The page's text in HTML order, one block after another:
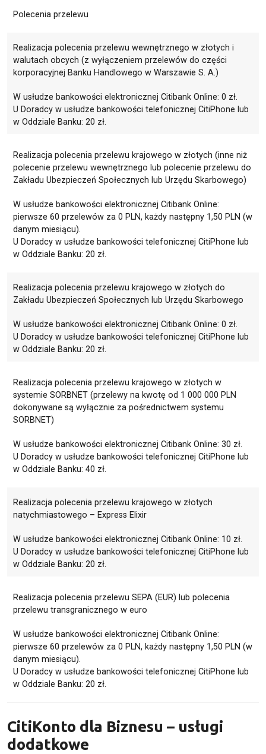
Polecenia przelewu
Realizacja polecenia przelewu wewnętrznego w złotych i
walutach obcych (z wyłączeniem przelewów do części
korporacyjnej Banku Handlowego w Warszawie S. A.)
W usłudze bankowości elektronicznej Citibank Online: 0 zł.
U Doradcy w usłudze bankowości telefonicznej CitiPhone lub
w Oddziale Banku: 20 zł.
Realizacja polecenia przelewu krajowego w złotych (inne niż
polecenie przelewu wewnętrznego lub polecenie przelewu do
Zakładu Ubezpieczeń Społecznych lub Urzędu Skarbowego)
W usłudze bankowości elektronicznej Citibank Online:
pierwsze 60 przelewów za 0 PLN, każdy następny 1,50 PLN (w
danym miesiącu).
U Doradcy w usłudze bankowości telefonicznej CitiPhone lub
w Oddziale Banku: 20 zł.
Realizacja polecenia przelewu krajowego w złotych do
Zakładu Ubezpieczeń Społecznych lub Urzędu Skarbowego
W usłudze bankowości elektronicznej Citibank Online: 0 zł.
U Doradcy w usłudze bankowości telefonicznej CitiPhone lub
w Oddziale Banku: 20 zł.
Realizacja polecenia przelewu krajowego w złotych w
systemie SORBNET (przelewy na kwotę od 1 000 000 PLN
dokonywane są wyłącznie za pośrednictwem systemu
SORBNET)
W usłudze bankowości elektronicznej Citibank Online: 30 zł.
U Doradcy w usłudze bankowości telefonicznej CitiPhone lub
w Oddziale Banku: 40 zł.
Realizacja polecenia przelewu krajowego w złotych
natychmiastowego – Express Elixir
W usłudze bankowości elektronicznej Citibank Online: 10 zł.
U Doradcy w usłudze bankowości telefonicznej CitiPhone lub
w Oddziale Banku: 20 zł.
Realizacja polecenia przelewu SEPA (EUR) lub polecenia
przelewu transgranicznego w euro
W usłudze bankowości elektronicznej Citibank Online:
pierwsze 60 przelewów za 0 PLN, każdy następny 1,50 PLN (w
danym miesiącu).
U Doradcy w usłudze bankowości telefonicznej CitiPhone lub
w Oddziale Banku: 20 zł.
CitiKonto dla Biznesu – usługi
dodatkowe